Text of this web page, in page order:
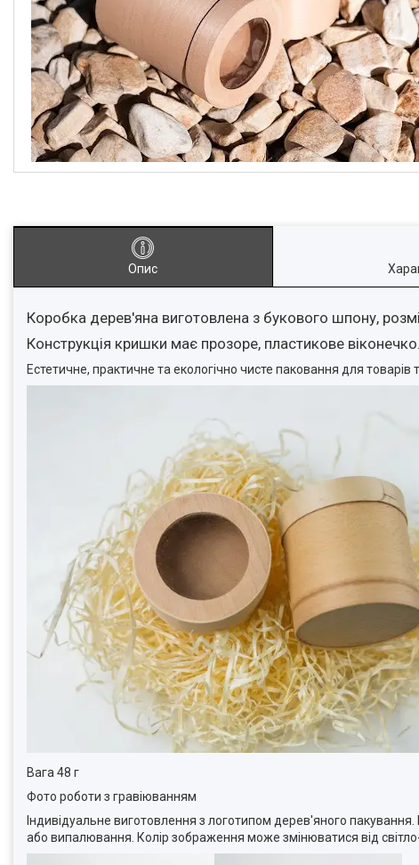
Опис
Коробка дерев'яна виготовлена з букового шпону,
Конструкція кришки має прозоре, пластикове віконечко.
Естетичне, практичне та екологічно чисте паковання для товарів
Вага 48 г
Фото роботи з гравіюванням
Індивідуальне виготовлення з логотипом дерев'яного
або випалювання. Колір зображення може змінюватися від